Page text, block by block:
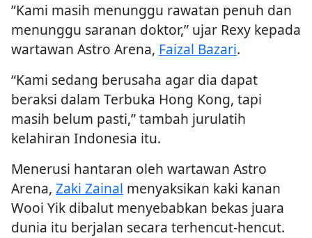
”Kami masih menunggu rawatan penuh dan
menunggu saranan doktor,” ujar Rexy kepada
wartawan Astro Arena, Faizal Bazari.
“Kami sedang berusaha agar dia dapat
beraksi dalam Terbuka Hong Kong, tapi
masih belum pasti,” tambah jurulatih
kelahiran Indonesia itu.
Menerusi hantaran oleh wartawan Astro
Arena, Zaki Zainal menyaksikan kaki kanan
Wooi Yik dibalut menyebabkan bekas juara
dunia itu berjalan secara terhencut-hencut.